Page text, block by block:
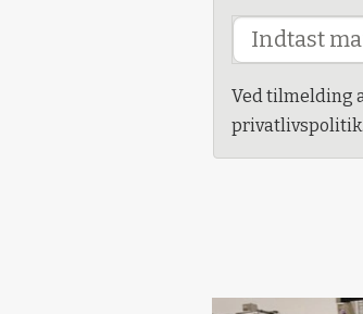
Ved tilmelding
privatlivspolitik.